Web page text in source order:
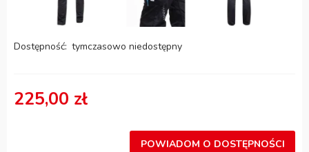
Dostępność: tymczasowo niedostępny
225,00 zł
POWIADOM O DOSTĘPNOŚCI